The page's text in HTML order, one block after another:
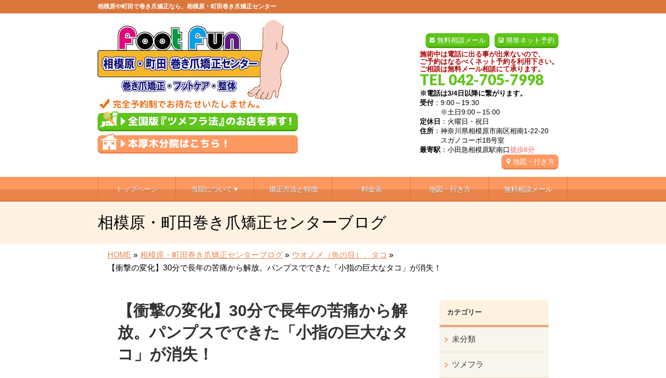
相模原や町田で巻き爪矯正なら、相模原・町田巻き爪矯正センター
簡単ネット予約
無料相談メール
施術中は電話に出る事が出来ないので、
ご予約はなるべくネット予約を利用下さい。
ご相談は無料メール相談にて承ります。
TEL 042-705-7998
※電話は3/4日以降に繋がります。
受付：9:00～19:30
※土日9:00～15:00
定休日 ：火曜日・祝日
住所 ：神奈川県相模原市南区相南1-22-20
スガノコーポ1B号室
最寄駅 ：小田急相模原駅南口徒歩8分
地図・行き方
トップページ 当院について▼ 矯正方法と特徴 料金表 地図・行き方 無料相談メール
相模原・町田巻き爪矯正センターブログ
HOME » 相模原・町田巻き爪矯正センターブログ » ウオノメ（魚の目）、タコ »
【衝撃の変化】30分で長年の苦痛から解放。パンプスでできた「小指の巨大なタコ」が消失！
【衝撃の変化】30分で長年の苦痛から解
放。パンプスでできた「小指の巨大なタ
コ」が消失！
カテゴリー
未分類
ツメフラ